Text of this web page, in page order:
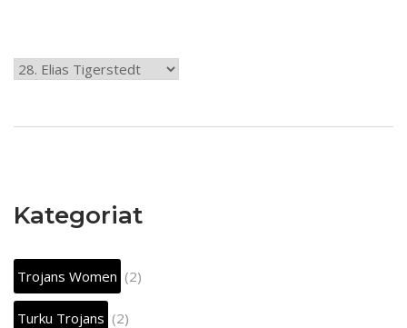
Kategoriat
Trojans Women (2)
Turku Trojans (2)